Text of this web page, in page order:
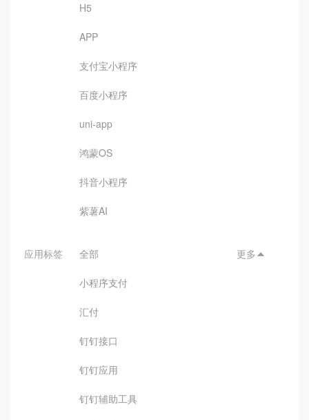
H5
APP
支付宝小程序
百度小程序
uni-app
鸿蒙OS
抖音小程序
紫薯AI
应用标签 全部
小程序支付
汇付
钉钉接口
钉钉应用
钉钉辅助工具
更多 